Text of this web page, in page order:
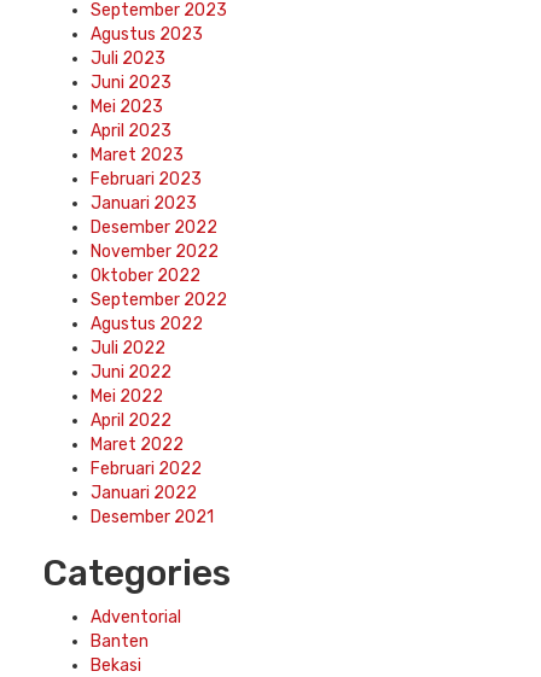
September 2023
Agustus 2023
Juli 2023
Juni 2023
Mei 2023
April 2023
Maret 2023
Februari 2023
Januari 2023
Desember 2022
November 2022
Oktober 2022
September 2022
Agustus 2022
Juli 2022
Juni 2022
Mei 2022
April 2022
Maret 2022
Februari 2022
Januari 2022
Desember 2021
Categories
Adventorial
Banten
Bekasi